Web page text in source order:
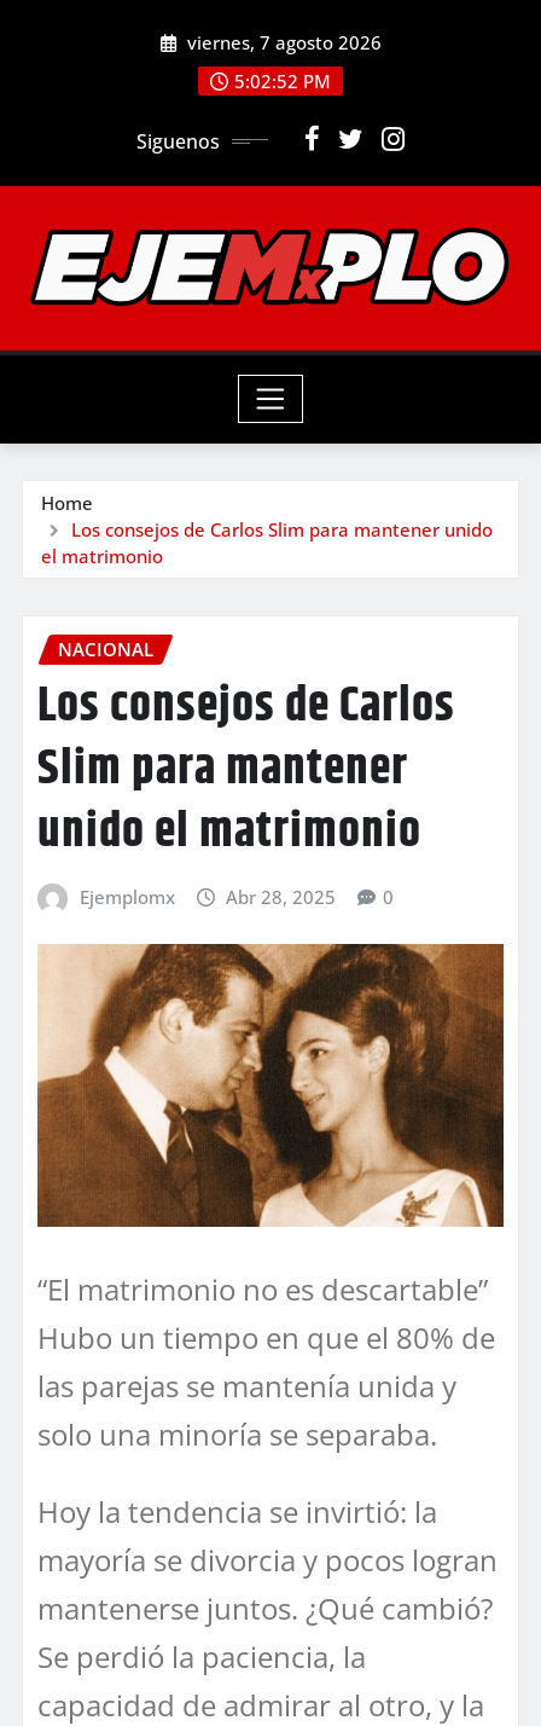
viernes, 7 agosto 2026
5:02:54 PM
Siguenos
Home
Los consejos de Carlos Slim para mantener unido
el matrimonio
NACIONAL
Los consejos de Carlos
Slim para mantener
unido el matrimonio
Ejemplomx Abr 28, 2025 0
“El matrimonio no es descartable”
Hubo un tiempo en que el 80% de
las parejas se mantenía unida y
solo una minoría se separaba.
Hoy la tendencia se invirtió: la
mayoría se divorcia y pocos logran
mantenerse juntos. ¿Qué cambió?
Se perdió la paciencia, la
capacidad de admirar al otro, y la